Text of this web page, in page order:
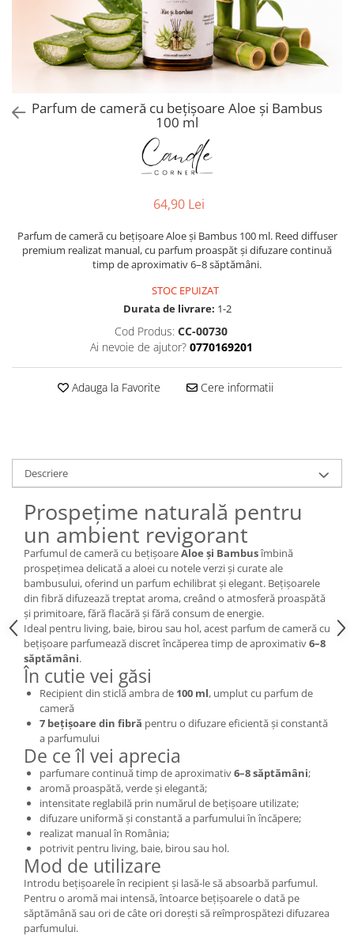
Parfum de cameră cu bețișoare Aloe și Bambus
100 ml
64,90 Lei
Parfum de cameră cu bețișoare Aloe și Bambus 100 ml. Reed diffuser
premium realizat manual, cu parfum proaspăt și difuzare continuă
timp de aproximativ 6–8 săptămâni.
STOC EPUIZAT
Durata de livrare: 1-2
Cod Produs: CC-00730
Ai nevoie de ajutor? 0770169201
Adauga la Favorite Cere informatii
Descriere
Prospețime naturală pentru
un ambient revigorant
Parfumul de cameră cu bețișoareAloe și Bambusîmbină
prospețimea delicată a aloei cu notele verzi și curate ale
bambusului, oferind un parfum echilibrat și elegant. Bețișoarele
din fibră difuzează treptat aroma, creând o atmosferă proaspătă
și primitoare, fără flacără și fără consum de energie.
Ideal pentru living, baie, birou sau hol, acest parfum de cameră cu
bețișoare parfumează discret încăperea timp de aproximativ6–8
săptămâni.
În cutie vei găsi
Recipient din sticlă ambra de 100 ml, umplut cu parfum de
cameră
7 bețișoare din fibră pentru o difuzare eficientă și constantă
a parfumului
De ce îl vei aprecia
parfumare continuă timp de aproximativ6–8 săptămâni;
aromă proaspătă, verde și elegantă;
intensitate reglabilă prin numărul de bețișoare utilizate;
difuzare uniformă și constantă a parfumului în încăpere;
realizat manual în România;
potrivit pentru living, baie, birou sau hol.
Mod de utilizare
Introdu bețișoarele în recipient și lasă-le să absoarbă parfumul.
Pentru o aromă mai intensă, întoarce bețișoarele o dată pe
săptămână sau ori de câte ori dorești să reîmprospătezi difuzarea
parfumului.